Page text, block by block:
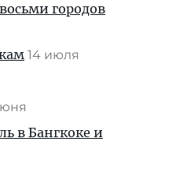
городов
14 июля
в Бангкоке и